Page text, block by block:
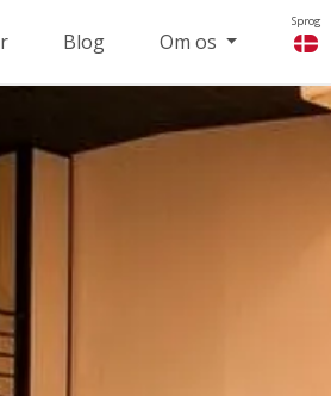
Blog Om os
Sprog